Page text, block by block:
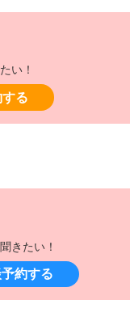
い！
る
きたい！
約する